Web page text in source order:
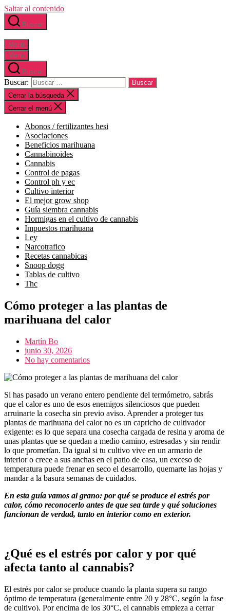
Saltar al contenido
Buscar
Menú
Menú
Buscar
Buscar:
Cerrar la búsqueda
Cerrar el menú
abonos / fertilizantes hesi
asociaciones
beneficios marihuana
cannabinoides
cannabis
control de pagas
control ph y ec
cultivo interior
el mejor grow shop
guía siembra cannabis
hormigas en el cultivo de cannabis
impuestos marihuana
ley
narcotrafico
recetas cannabicas
snoop dogg
tablas de cultivo
thc
Cómo proteger a las plantas de
marihuana del calor
Martín Bo
junio 30, 2026
No hay comentarios
Si has pasado un verano entero pendiente del termómetro, sabrás
que el calor es uno de esos enemigos silenciosos que pueden
arruinarte la cosecha sin previo aviso. Aprender a proteger tus
plantas de marihuana del calor no es un capricho de cultivador
exigente: es lo que separa una cosecha cargada de resina y aroma de
unas plantas que se quedan a medio camino, estresadas y sin rendir
lo que prometían. Da igual si tu cultivo vive en un armario de
interior o crece a sus anchas en el patio de casa, un exceso de
temperatura puede frenar en seco el desarrollo, quemarte las hojas y
mandar a la basura semanas de cuidados.
En esta guía vamos al grano: por qué se produce el estrés por
calor, cómo reconocerlo antes de que sea tarde y qué soluciones
funcionan de verdad, tanto en interior como en exterior.
¿Qué es el estrés por calor y por qué
afecta tanto al cannabis?
El estrés por calor se produce cuando la planta supera su rango
óptimo de temperatura (generalmente entre 20 y 28°C, según la fase
de cultivo). Por encima de los 30°C, el cannabis empieza a cerrar